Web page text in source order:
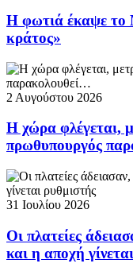
Η φωτιά έκαψε το
κράτος»
2 Αυγούστου 2026
Η χώρα φλέγεται,
πρωθυπουργός
31 Ιουλίου 2026
Οι πλατείες
και η αποχή